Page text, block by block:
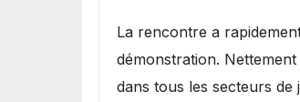
La rencontre a
démonstration.
dans tous les secteurs de